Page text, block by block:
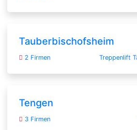
Tauberbischofsheim
2 Firmen Treppenlift
Tengen
3 Firmen